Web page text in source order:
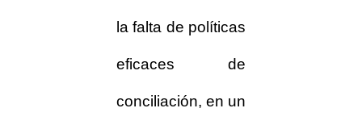
la falta de políticas
eficaces de
conciliación, en un